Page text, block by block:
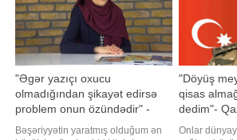
"Əgər yazıçı oxucu
olmadığından şikayət edirsə
problem onun özündədir" -
Yazıçıdan AÇIQLAMA
Bəşəriyyətin yaratmış olduğum ən
"Döyüş
qisas
dedim"-
Əhmədov
Onlar